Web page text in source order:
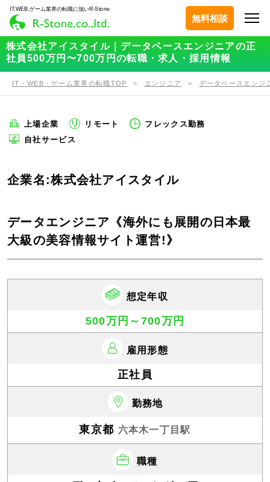
IT,WEB,ゲーム業界の転職に強いR-Stone
無料相談
株式会社アイスタイル｜データベースエンジニアの正
社員500万円〜700万円の転職・求人・採用情報
IT・WEB・ゲーム業界の転職TOP エンジニア データベースエンジ
上場企業 リモート
フレックス勤務
自社サービス
企業名:株式会社アイスタイル
データエンジニア《海外にも展開の日本最
大級の美容情報サイト運営!》
想定年収
500万円～700万円
雇用形態
正社員
勤務地
東京都 六本木一丁目駅
職種